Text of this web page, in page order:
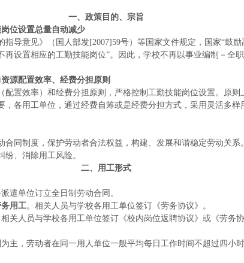
一、政策目的、宗旨
位设置总量自动减少
导意见》（国人部发[2007]59号）等国家文件规定，国家“鼓
设置相应的工勤技能岗位”。因此，学校不再以事业编制－全
源配置效率、经费分担原则
置效率）和经费分担原则，严格控制工勤技能岗位设置。原则
，各用工单位，通过经费自筹或是经费分担方式，采用灵活多
制度，保护劳动者合法权益，构建、发展和谐稳定劳动关系
、消除用工风险。
二、用工形式
遣单位订立全日制劳动合同。
用工。相关人员与学校各用工单位签订《劳务协议》。
相关人员与学校各用工单位签订《校内岗位返聘协议》或《劳务协
主，劳动者在同一用人单位一般平均每日工作时间不超过四小